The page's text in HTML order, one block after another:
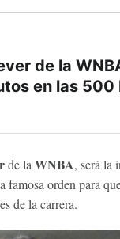
de la
en las 500
de la WNBA, será la
orden para
de la carrera.